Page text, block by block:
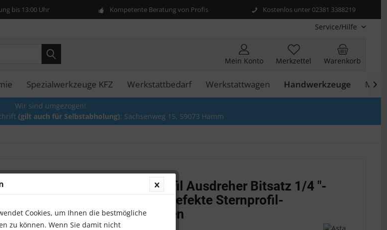
bis 13:00 Uhr Kompetente Beratung von Profis Kostenlos unter 02381 3388219
Service/Hilfe
Warenkorb
Merkzettel
Mein Konto
Spezialwerkzeuge KFZ Werkstattbedarf Werkstattwagen Handwerkzeuge 
Wir sind umgezogen!
(gilt auch für Selbstabholung): Sachsenweg 15, 59073 Hamm
Sternprofil Ausdreher Bitsatz 1/4 "-
1/2" für Defekte Sternprofil-
Schrauben
Cookies, um Ihnen die bestmögliche
zu können. Wenn Sie damit nicht